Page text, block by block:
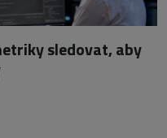
sledovat, aby